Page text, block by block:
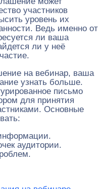
участников
уровень их
Ведь именно от
ли ваша
ли у неё
на вебинар, ваша
узнать больше.
письмо
для принятия
Основные
аудитории.